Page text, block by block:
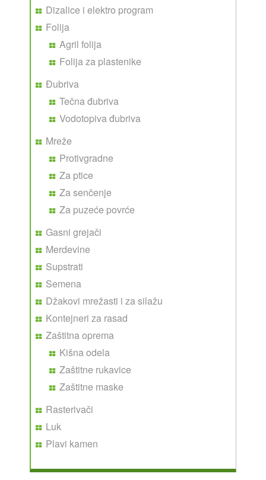
Dizalice i elektro program
Folija
Agril folija
Folija za plastenike
Đubriva
Tečna đubriva
Vodotopiva đubriva
Mreže
Protivgradne
Za ptice
Za senčenje
Za puzeće povrće
Gasni grejači
Merdevine
Supstrati
Semena
Džakovi mrežasti i za silažu
Kontejneri za rasad
Zaštitna oprema
Kišna odela
Zaštitne rukavice
Zaštitne maske
Rasterivači
Luk
Plavi kamen